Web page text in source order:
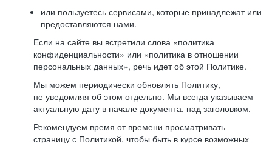
или пользуетесь сервисами, которые принадлежат или
предоставляются нами.
Если на сайте вы встретили слова «политика
конфиденциальности» или «политика в отношении
персональных данных», речь идет об этой Политике.
Мы можем периодически обновлять Политику,
не уведомляя об этом отдельно. Мы всегда указываем
актуальную дату в начале документа, над заголовком.
Рекомендуем время от времени просматривать
страницу с Политикой, чтобы быть в курсе возможных